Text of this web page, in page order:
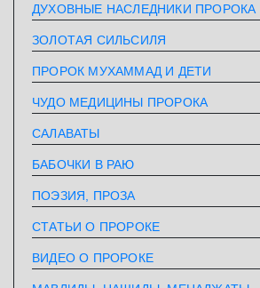
ДУХОВНЫЕ НАСЛЕДНИКИ ПРОРОКА
ЗОЛОТАЯ СИЛЬСИЛЯ
ПРОРОК МУХАММАД И ДЕТИ
ЧУДО МЕДИЦИНЫ ПРОРОКА
САЛАВАТЫ
БАБОЧКИ В РАЮ
ПОЭЗИЯ, ПРОЗА
СТАТЬИ О ПРОРОКЕ
ВИДЕО О ПРОРОКЕ